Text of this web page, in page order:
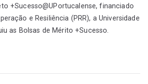
+Sucesso@UPortucalense, financiado
e Resiliência (PRR), a Universidade
as Bolsas de Mérito +Sucesso.